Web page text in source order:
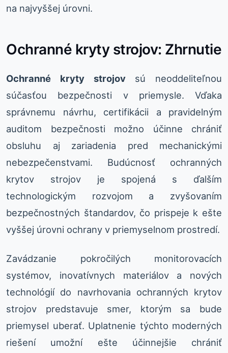
na najvyššej úrovni.
Ochranné kryty strojov: Zhrnutie
Ochranné kryty strojovsú neoddeliteľnou
súčasťou bezpečnosti v priemysle. Vďaka
správnemu návrhu, certifikácii a pravidelným
auditom bezpečnosti možno účinne chrániť
obsluhu aj zariadenia pred mechanickými
nebezpečenstvami. Budúcnosť ochranných
krytov strojov je spojená s ďalším
technologickým rozvojom a zvyšovaním
bezpečnostných štandardov, čo prispeje k ešte
vyššej úrovni ochrany v priemyselnom prostredí.
Zavádzanie pokročilých monitorovacích
systémov, inovatívnych materiálov a nových
technológií do navrhovania ochranných krytov
strojov predstavuje smer, ktorým sa bude
priemysel uberať. Uplatnenie týchto moderných
riešení umožní ešte účinnejšie chrániť